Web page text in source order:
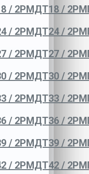
/ 2РМДТ18 /
/ 2РМДТ24 /
/ 2РМДТ27 /
/ 2РМДТ30 /
/ 2РМДТ33 /
/ 2РМДТ36 /
/ 2РМДТ39 /
/ 2РМДТ42 /